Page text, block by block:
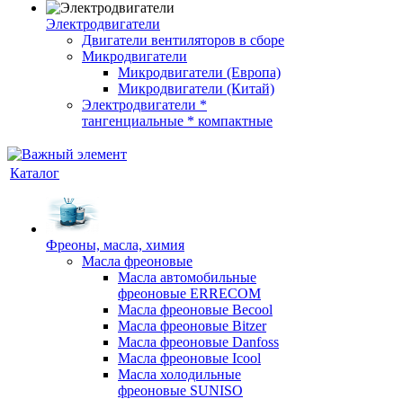
Электродвигатели
Двигатели вентиляторов в сборе
Микродвигатели
Микродвигатели (Европа)
Микродвигатели (Китай)
Электродвигатели *
тангенциальные * компактные
Каталог
Фреоны, масла, химия
Масла фреоновые
Масла автомобильные
фреоновые ERRECOM
Масла фреоновые Becool
Масла фреоновые Bitzer
Масла фреоновые Danfoss
Масла фреоновые Icool
Масла холодильные
фреоновые SUNISO